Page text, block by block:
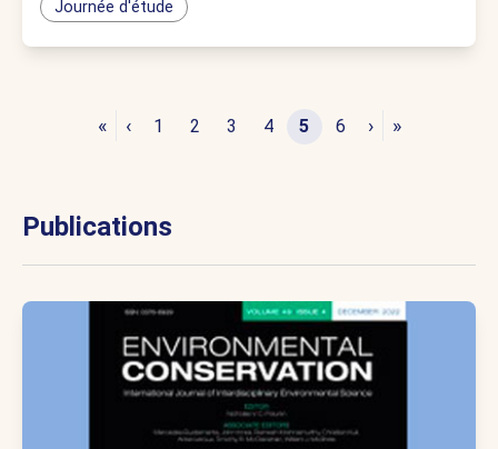
Journée d'étude
« ‹ 1 2 3 4 5 6 › »
Publications